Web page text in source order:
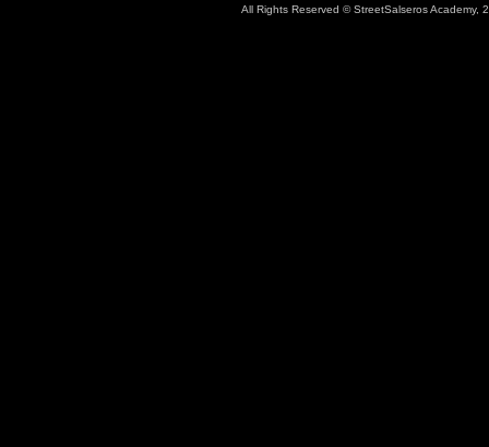
All Rights Reserved © StreetSalseros Academy,